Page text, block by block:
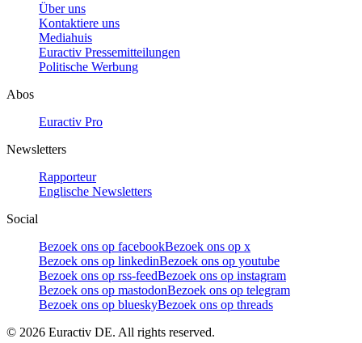
Über uns
Kontaktiere uns
Mediahuis
Euractiv Pressemitteilungen
Politische Werbung
Abos
Euractiv Pro
Newsletters
Rapporteur
Englische Newsletters
Social
Bezoek ons op facebookBezoek ons op x
Bezoek ons op linkedinBezoek ons op youtube
Bezoek ons op rss-feedBezoek ons op instagram
Bezoek ons op mastodonBezoek ons op telegram
Bezoek ons op blueskyBezoek ons op threads
© 2026 Euractiv DE. All rights reserved.